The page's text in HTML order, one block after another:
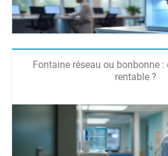
Fontaine réseau ou bonbonne
rentable ?